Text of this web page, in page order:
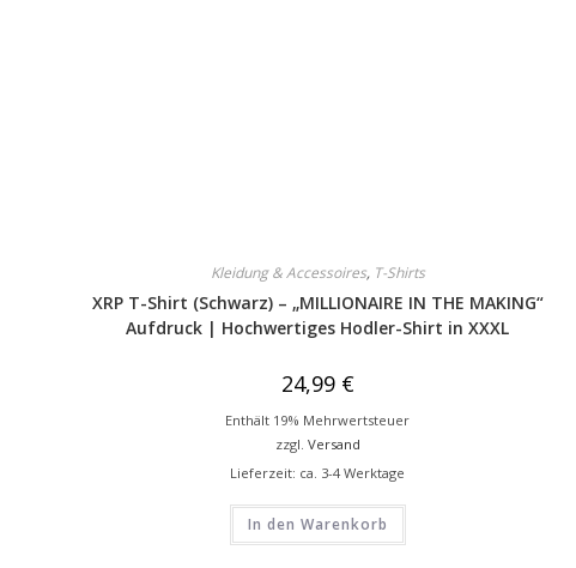
Kleidung & Accessoires, T-Shirts
XRP T-Shirt (Schwarz) – „MILLIONAIRE IN THE MAKING“
Aufdruck | Hochwertiges Hodler-Shirt in XXXL
24,99 €
Enthält 19% Mehrwertsteuer
zzgl. Versand
Lieferzeit: ca. 3-4 Werktage
In den Warenkorb